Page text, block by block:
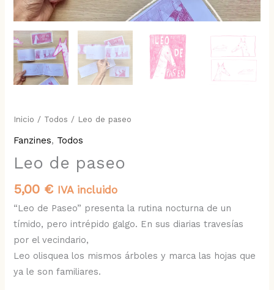
Inicio / Todos / Leo de paseo
Fanzines, Todos
Leo de paseo
5,00 € IVA incluido
“Leo de Paseo” presenta la rutina nocturna de un
tímido, pero intrépido galgo. En sus diarias travesías
por el vecindario,
Leo olisquea los mismos árboles y marca las hojas que
ya le son familiares.